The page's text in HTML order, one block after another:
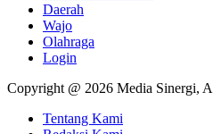
Daerah
Wajo
Olahraga
Login
Copyright @ 2026 Media Sinergi,
Tentang Kami